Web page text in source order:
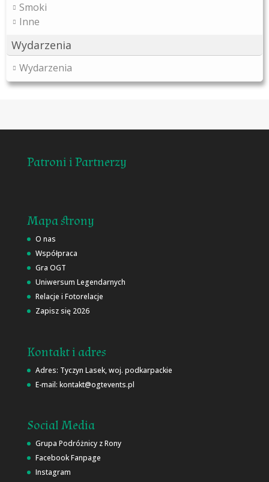
Smoki
Inne
Wydarzenia
Wydarzenia
Patroni i Partnerzy
Mapa strony
O nas
Współpraca
Gra OGT
Uniwersum Legendarnych
Relacje i Fotorelacje
Zapisz się 2026
Kontakt i adres
Adres: Tyczyn Lasek, woj. podkarpackie
E-mail: kontakt@ogtevents.pl
Social Media
Grupa Podróżnicy z Rony
Facebook Fanpage
Instagram